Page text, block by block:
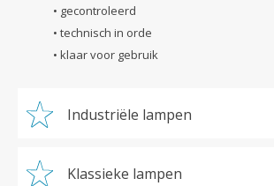
• gecontroleerd
• technisch in orde
• klaar voor gebruik
Industriële lampen
Klassieke lampen